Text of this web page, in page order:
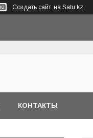
Создать сайт на Satu.kz
КОНТАКТЫ